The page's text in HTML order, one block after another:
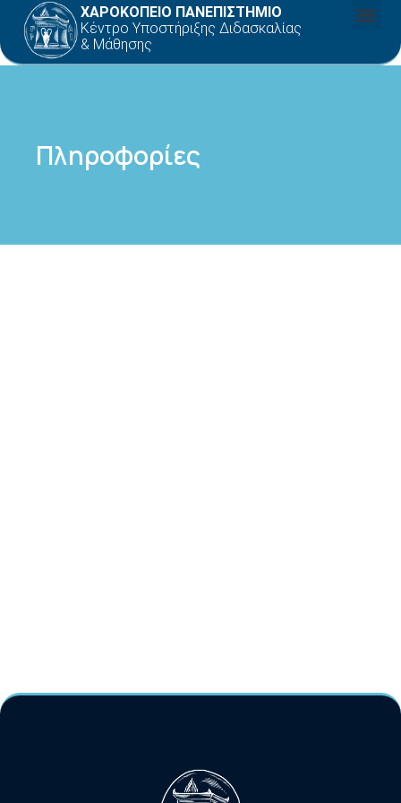
ΧΑΡΟΚΟΠΕΙΟ ΠΑΝΕΠΙΣΤΗΜΙΟ
Κέντρο Υποστήριξης Διδασκαλίας
& Μάθησης
Πληροφορίες